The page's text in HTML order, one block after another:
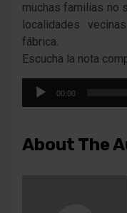
muchas familias no
localidades
fábrica.
Escucha la nota
Reproductor
00:00
About The